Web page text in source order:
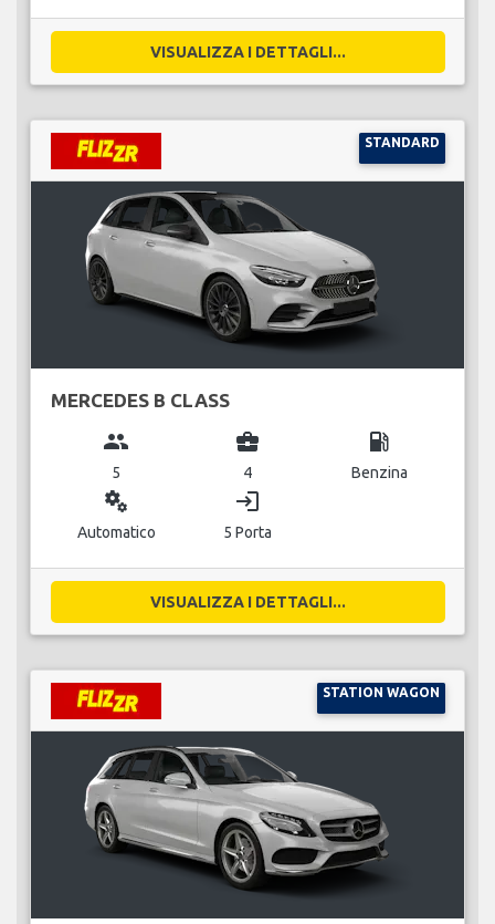
VISUALIZZA I DETTAGLI...
STANDARD
MERCEDES B CLASS
group
5
business_center
4
local_gas_station
Benzina
miscellaneous_services
Automatico
login
5 Porta
VISUALIZZA I DETTAGLI...
STATION WAGON